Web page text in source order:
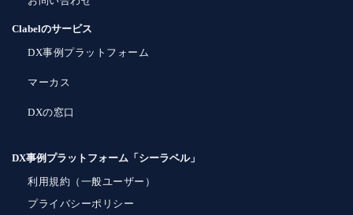
Clabelのサービス
DX事例プラットフォーム
マーカス
DXの窓口
DX事例プラットフォーム「シーラベル」
利用規約（一般ユーザー）
プライバシーポリシー